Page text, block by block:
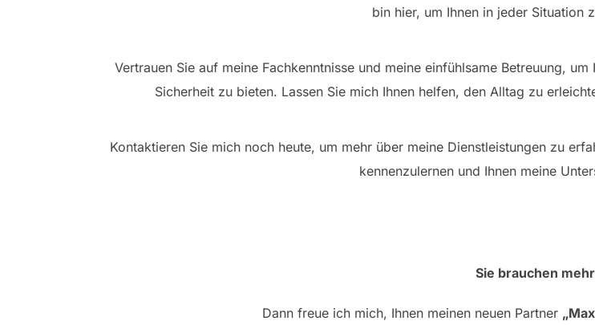
bin hier, um Ihnen in jeder Situation
Vertrauen Sie auf meine Fachkenntnisse und meine einfühlsame Betreuung,
Sicherheit zu bieten. Lassen Sie mich Ihnen helfen, den Alltag zu
Kontaktieren Sie mich noch heute, um mehr über meine Dienstleistungen zu
kennenzulernen und Ihnen meine
Sie brauchen
Dann freue ich mich, Ihnen meinen neuen Partner